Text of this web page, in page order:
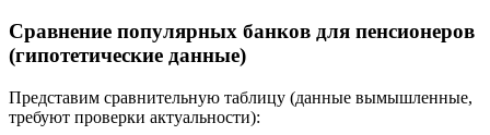
Сравнение популярных банков для пенсионеров
(гипотетические данные)
Представим сравнительную таблицу (данные вымышленные,
требуют проверки актуальности):